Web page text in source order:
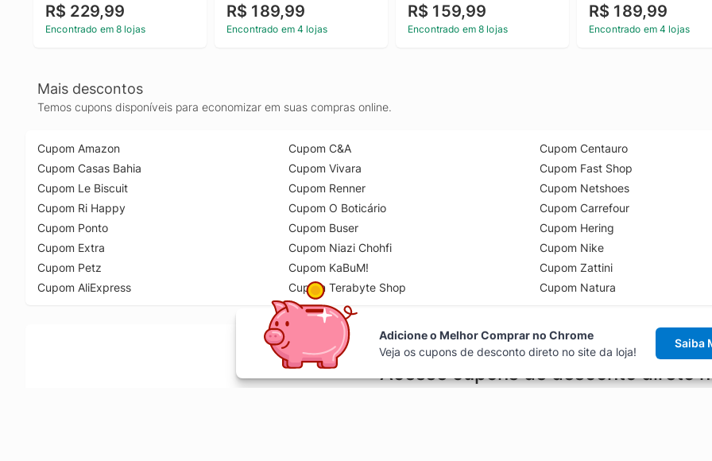
R$ 229,99
Encontrado em 8 lojas
R$ 189,99
Encontrado em 4 lojas
R$ 159,99
Encontrado em 8 lojas
R$ 189,99
Encontrado em 4 lojas
Mais descontos
Temos cupons disponíveis para economizar em suas compras online.
Cupom Amazon
Cupom Casas Bahia
Cupom Le Biscuit
Cupom Ri Happy
Cupom Ponto
Cupom Extra
Cupom Petz
Cupom AliExpress
Cupom C&A
Cupom Vivara
Cupom Renner
Cupom O Boticário
Cupom Buser
Cupom Niazi Chohfi
Cupom KaBuM!
Cupom Terabyte Shop
Cupom Centauro
Cupom Fast Shop
Cupom Netshoes
Cupom Carrefour
Cupom Hering
Cupom Nike
Cupom Zattini
Cupom Natura
Acesse cupons de desconto direto
Adicione o Melhor Comprar no Chrome
Veja os cupons de desconto direto no site da loja!
Saiba